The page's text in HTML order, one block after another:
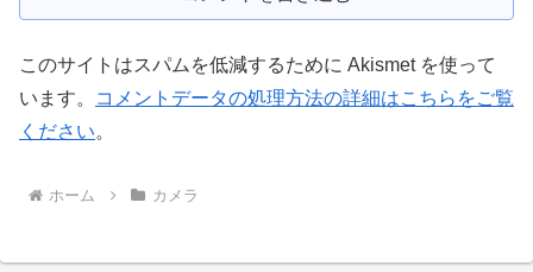
このサイトはスパムを低減するために Akismet を使って
います。
コメントデータの処理方法の詳細はこちらをご覧
ください。
ホーム カメラ